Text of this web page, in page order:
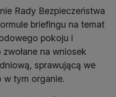
Rady Bezpieczeństwa
briefingu na temat
pokoju i
na wniosek
sprawującą we
w tym organie.